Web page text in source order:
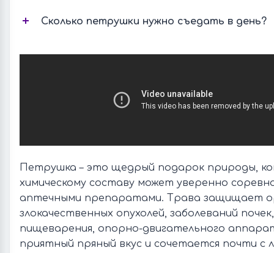
Сколько петрушки нужно съедать в день?
Петрушка – это щедрый подарок природы,
химическому составу может уверенно
аптечными препаратами. Трава защищает
злокачественных опухолей, заболеваний
пищеварения, опорно-двигательного
приятный пряный вкус и сочетается почти